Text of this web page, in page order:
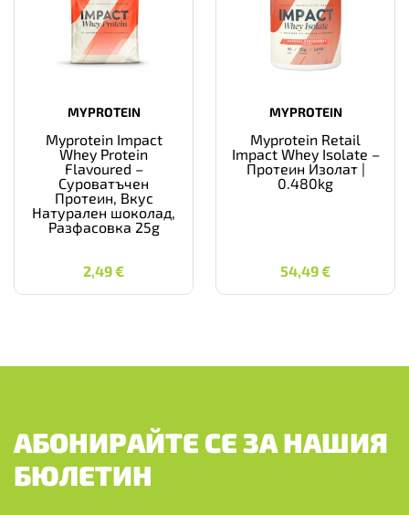
MYPROTEIN
Myprotein Impact
Whey Protein
Flavoured –
Суроватъчен
Протеин, Вкус
Натурален шоколад,
Разфасовка 25g
2,49€
2,49 €
MYPROTEIN
Myprotein Retail
Impact Whey Isolate –
Протеин Изолат |
0.480kg
54,49€
54,49
АБОНИРАЙТЕ СЕ ЗА НАШИЯ
БЮЛЕТИН